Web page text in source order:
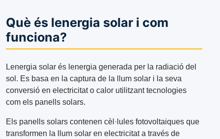
Què és lenergia solar i com
funciona?
Lenergia solar és lenergia generada per la radiació del
sol. Es basa en la captura de la llum solar i la seva
conversió en electricitat o calor utilitzant tecnologies
com els panells solars.
Els panells solars contenen cèl·lules fotovoltaiques que
transformen la llum solar en electricitat a través de